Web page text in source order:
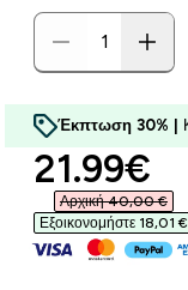
Έκπτωση 30% |
21.99€‎
Αρχική 40,00 €‎
Εξοικονομήστε 18,01 €‎